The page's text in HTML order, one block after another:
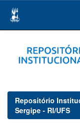
navigation
Repositório
Sergipe - RI/UFS